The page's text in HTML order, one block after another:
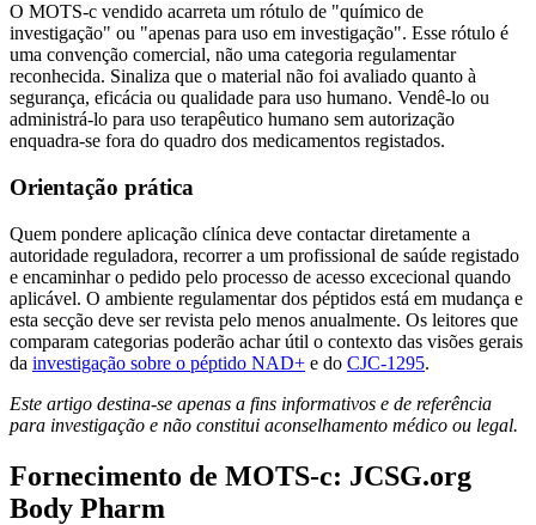
O MOTS-c vendido acarreta um rótulo de "químico de
investigação" ou "apenas para uso em investigação". Esse rótulo é
uma convenção comercial, não uma categoria regulamentar
reconhecida. Sinaliza que o material não foi avaliado quanto à
segurança, eficácia ou qualidade para uso humano. Vendê-lo ou
administrá-lo para uso terapêutico humano sem autorização
enquadra-se fora do quadro dos medicamentos registados.
Orientação prática
Quem pondere aplicação clínica deve contactar diretamente a
autoridade reguladora, recorrer a um profissional de saúde registado
e encaminhar o pedido pelo processo de acesso excecional quando
aplicável. O ambiente regulamentar dos péptidos está em mudança e
esta secção deve ser revista pelo menos anualmente. Os leitores que
comparam categorias poderão achar útil o contexto das visões gerais
da investigação sobre o péptido NAD+ e do CJC-1295.
Este artigo destina-se apenas a fins informativos e de referência
para investigação e não constitui aconselhamento médico ou legal.
Fornecimento de MOTS-c: JCSG.org
Body Pharm